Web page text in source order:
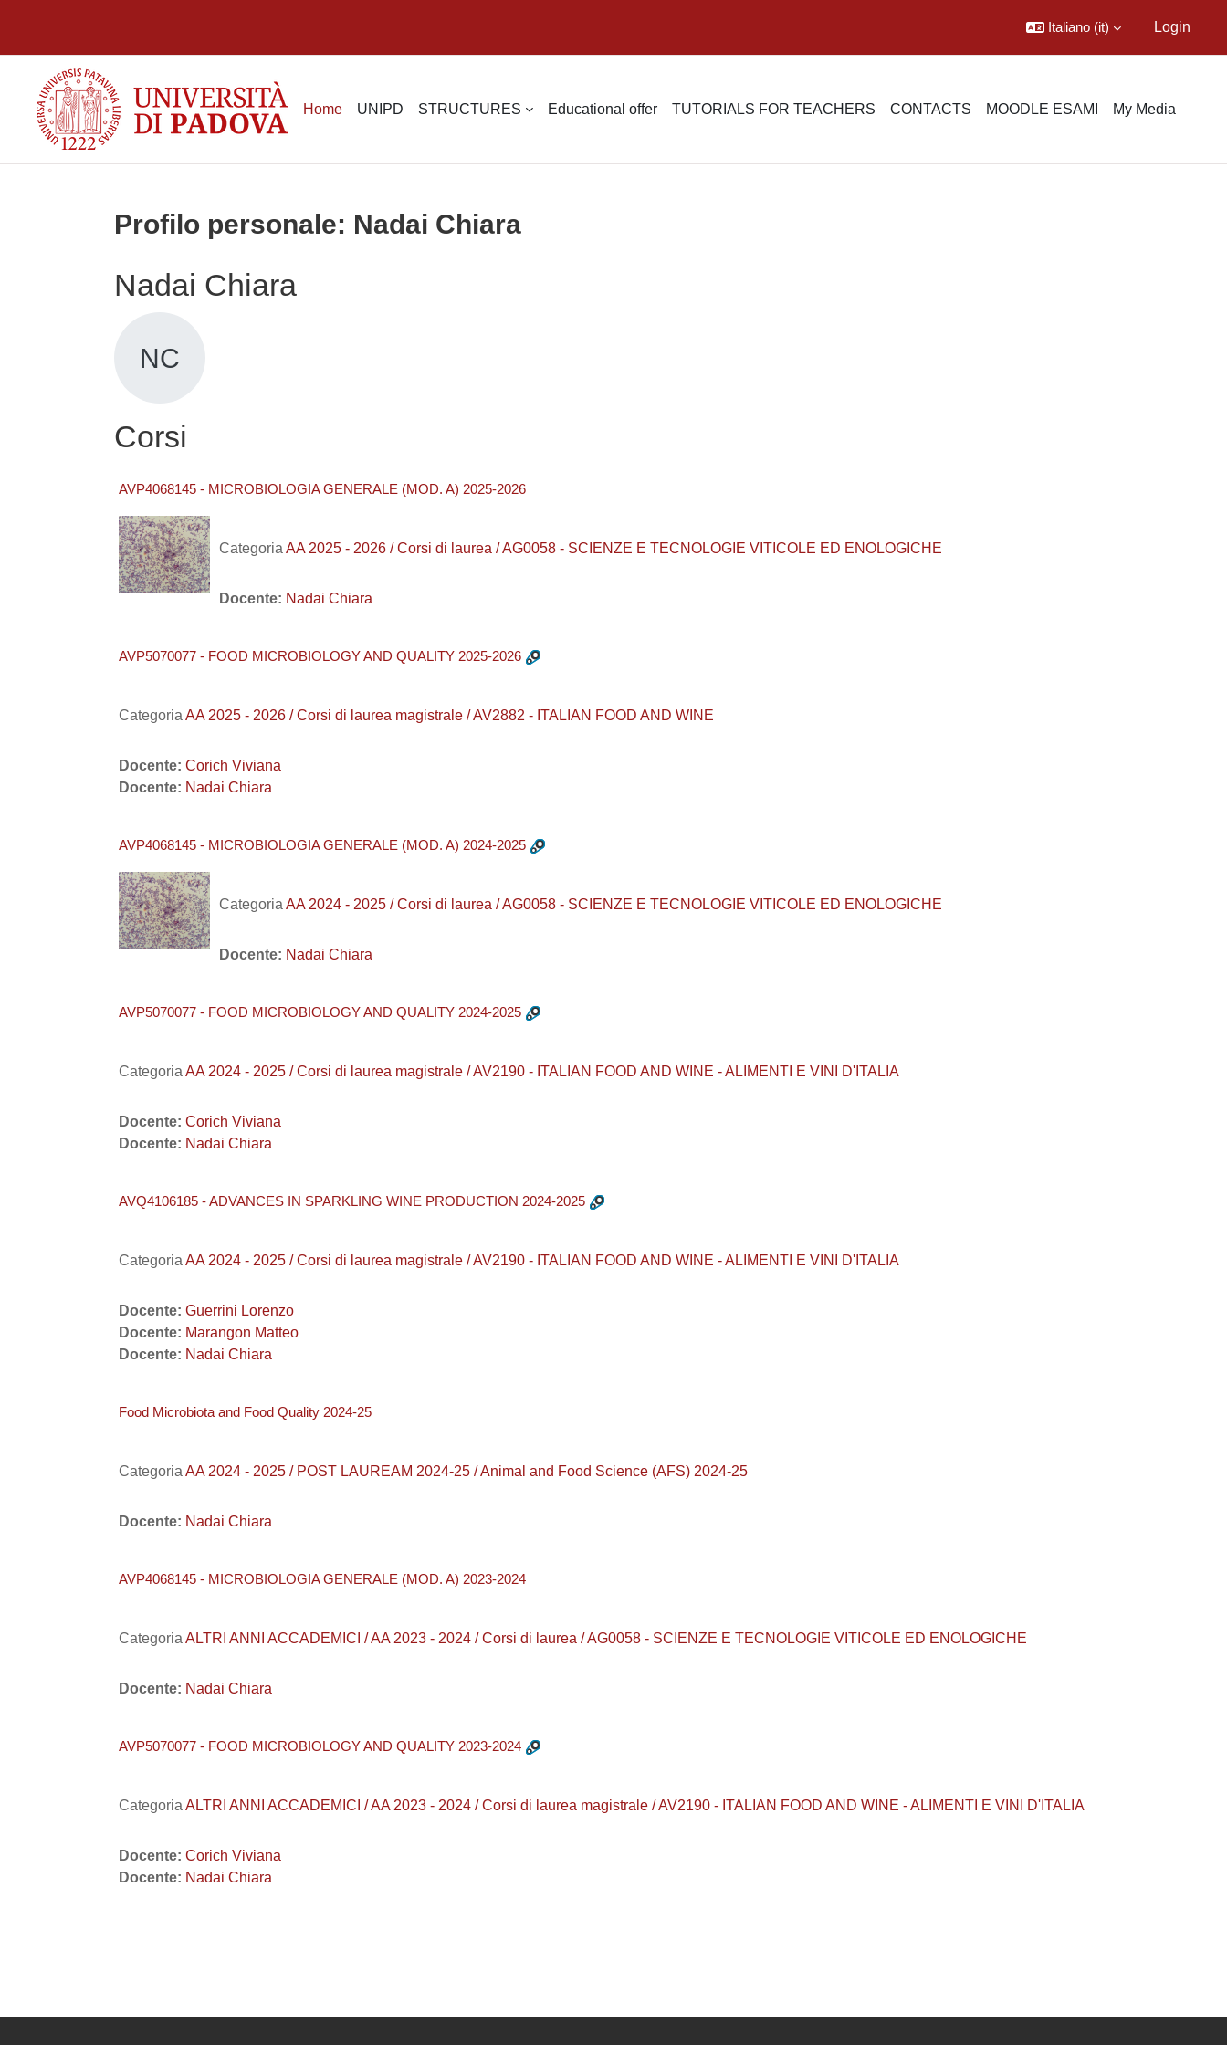
Italiano ‎(it)‎ Login
Home UNIPD STRUCTURES Educational offer TUTORIALS FOR TEACHERS CONTACTS MOODLE ESAMI My Media
Profilo personale: Nadai Chiara
Nadai Chiara
NC
Corsi
AVP4068145 - MICROBIOLOGIA GENERALE (MOD. A) 2025-2026
Categoria AA 2025 - 2026 / Corsi di laurea / AG0058 - SCIENZE E TECNOLOGIE VITICOLE ED ENOLOGICHE
Docente: Nadai Chiara
AVP5070077 - FOOD MICROBIOLOGY AND QUALITY 2025-2026
Categoria AA 2025 - 2026 / Corsi di laurea magistrale / AV2882 - ITALIAN FOOD AND WINE
Docente: Corich Viviana
Docente: Nadai Chiara
AVP4068145 - MICROBIOLOGIA GENERALE (MOD. A) 2024-2025
Categoria AA 2024 - 2025 / Corsi di laurea / AG0058 - SCIENZE E TECNOLOGIE VITICOLE ED ENOLOGICHE
Docente: Nadai Chiara
AVP5070077 - FOOD MICROBIOLOGY AND QUALITY 2024-2025
Categoria AA 2024 - 2025 / Corsi di laurea magistrale / AV2190 - ITALIAN FOOD AND WINE - ALIMENTI E VINI D'ITALIA
Docente: Corich Viviana
Docente: Nadai Chiara
AVQ4106185 - ADVANCES IN SPARKLING WINE PRODUCTION 2024-2025
Categoria AA 2024 - 2025 / Corsi di laurea magistrale / AV2190 - ITALIAN FOOD AND WINE - ALIMENTI E VINI D'ITALIA
Docente: Guerrini Lorenzo
Docente: Marangon Matteo
Docente: Nadai Chiara
Food Microbiota and Food Quality 2024-25
Categoria AA 2024 - 2025 / POST LAUREAM 2024-25 / Animal and Food Science (AFS) 2024-25
Docente: Nadai Chiara
AVP4068145 - MICROBIOLOGIA GENERALE (MOD. A) 2023-2024
Categoria ALTRI ANNI ACCADEMICI / AA 2023 - 2024 / Corsi di laurea / AG0058 - SCIENZE E TECNOLOGIE VITICOLE ED ENOLOGICHE
Docente: Nadai Chiara
AVP5070077 - FOOD MICROBIOLOGY AND QUALITY 2023-2024
Categoria ALTRI ANNI ACCADEMICI / AA 2023 - 2024 / Corsi di laurea magistrale / AV2190 - ITALIAN FOOD AND WINE - ALIMENTI E VINI D'ITALIA
Docente: Corich Viviana
Docente: Nadai Chiara